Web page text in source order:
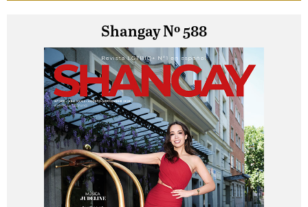
Shangay Nº 588